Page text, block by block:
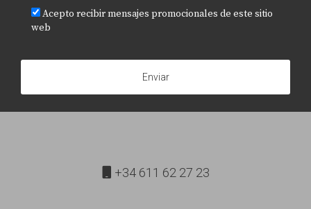
Acepto recibir mensajes promocionales de este sitio
web
Enviar
+34 611 62 27 23